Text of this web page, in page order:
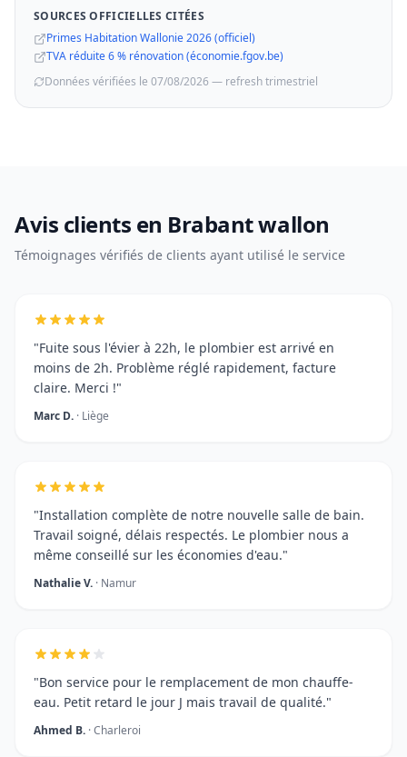
SOURCES OFFICIELLES CITÉES
Primes Habitation Wallonie 2026 (officiel)
TVA réduite 6 % rénovation (économie.fgov.be)
Données vérifiées le 07/08/2026 — refresh trimestriel
Avis clients en Brabant wallon
Témoignages vérifiés de clients ayant utilisé le service
"Fuite sous l'évier à 22h, le plombier est arrivé en
moins de 2h. Problème réglé rapidement, facture
claire. Merci !"
Marc D. · Liège
"Installation complète de notre nouvelle salle de bain.
Travail soigné, délais respectés. Le plombier nous a
même conseillé sur les économies d'eau."
Nathalie V. · Namur
"Bon service pour le remplacement de mon chauffe-
eau. Petit retard le jour J mais travail de qualité."
Ahmed B. · Charleroi